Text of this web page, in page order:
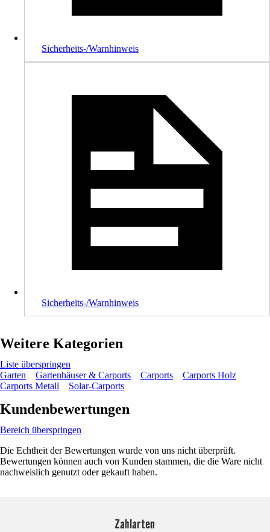
Sicherheits-/Warnhinweis
Sicherheits-/Warnhinweis
Weitere Kategorien
Liste überspringen
Garten
Gartenhäuser & Carports Carports
Carports Holz
Carports Metall
Solar-Carports
Kundenbewertungen
Bereich überspringen
Die Echtheit der Bewertungen wurde von uns nicht überprüft.
Bewertungen können auch von Kunden stammen, die die Ware nicht
nachweislich genutzt oder gekauft haben.
Zahlarten